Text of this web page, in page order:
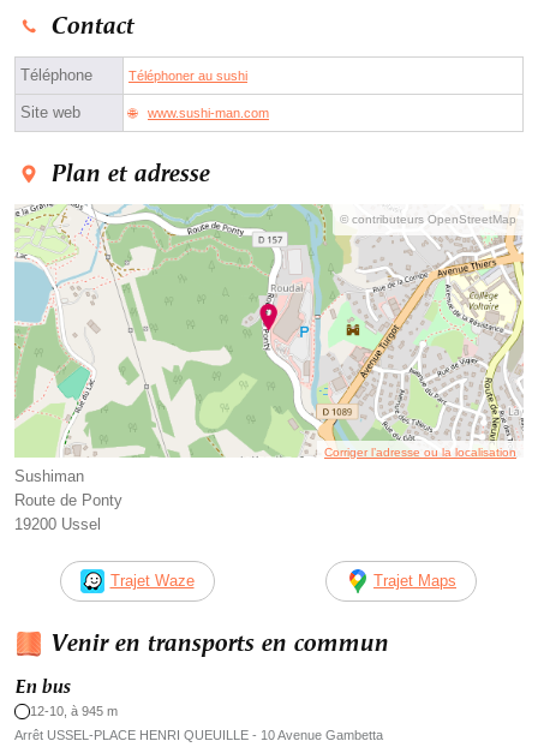
Contact
Téléphone Téléphoner au sushi
Site web www.sushi-man.com
Plan et adresse
© contributeurs OpenStreetMap
Corriger l’adresse ou la localisation
Sushiman
Route de Ponty
19200 Ussel
Trajet Waze Trajet Maps
Venir en transports en commun
En bus
12-10, à 945 m
Arrêt USSEL-PLACE HENRI QUEUILLE - 10 Avenue Gambetta